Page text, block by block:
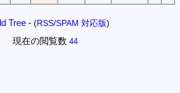
Tree - (RSS/SPAM 対応版)
現在の閲覧数 44